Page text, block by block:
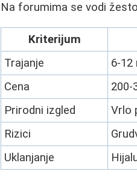
Na forumima se vodi
Kriterijum
Trajanje
6-12
Cena
200-
Prirodni izgled
Vrlo
Rizici
Uklanjanje